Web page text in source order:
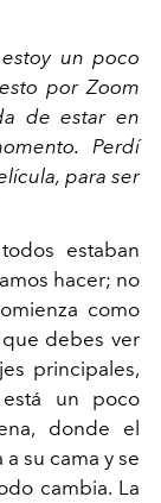
un poco
por Zoom
de estar en
Perdí
para ser
estaban
hacer; no
como
debes ver
principales,
un poco
donde el
su cama y se
cambia. La